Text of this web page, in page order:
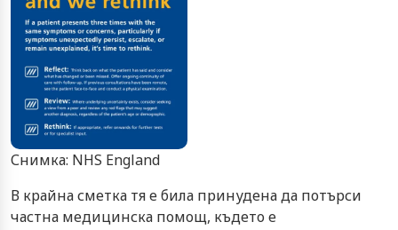
Снимка: NHS England
В крайна сметка тя е била принудена да потърси
частна медицинска помощ, където е